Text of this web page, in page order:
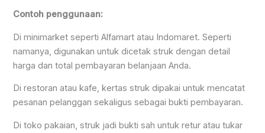
Contoh penggunaan:
Di minimarket seperti Alfamart atau Indomaret. Seperti
namanya, digunakan untuk dicetak struk dengan detail
harga dan total pembayaran belanjaan Anda.
Di restoran atau kafe, kertas struk dipakai untuk mencatat
pesanan pelanggan sekaligus sebagai bukti pembayaran.
Di toko pakaian, struk jadi bukti sah untuk retur atau tukar